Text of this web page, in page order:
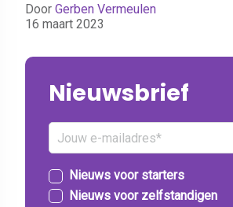
Door Gerben Vermeulen
16 maart 2023
Nieuwsbrief
Nieuws voor starters
Nieuws voor zelfstandigen